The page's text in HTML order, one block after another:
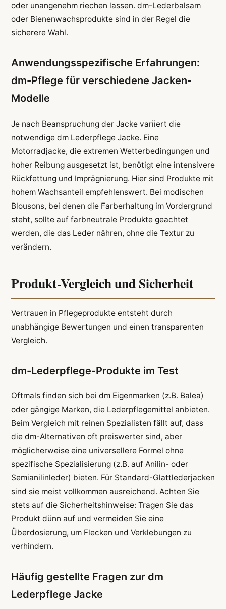
oder unangenehm riechen lassen. dm-Lederbalsam
oder Bienenwachsprodukte sind in der Regel die
sicherere Wahl.
Anwendungsspezifische Erfahrungen:
dm-Pflege für verschiedene Jacken-
Modelle
Je nach Beanspruchung der Jacke variiert die
notwendige dm Lederpflege Jacke. Eine
Motorradjacke, die extremen Wetterbedingungen und
hoher Reibung ausgesetzt ist, benötigt eine intensivere
Rückfettung und Imprägnierung. Hier sind Produkte mit
hohem Wachsanteil empfehlenswert. Bei modischen
Blousons, bei denen die Farberhaltung im Vordergrund
steht, sollte auf farbneutrale Produkte geachtet
werden, die das Leder nähren, ohne die Textur zu
verändern.
Produkt-Vergleich und Sicherheit
Vertrauen in Pflegeprodukte entsteht durch
unabhängige Bewertungen und einen transparenten
Vergleich.
dm-Lederpflege-Produkte im Test
Oftmals finden sich bei dm Eigenmarken (z.B. Balea)
oder gängige Marken, die Lederpflegemittel anbieten.
Beim Vergleich mit reinen Spezialisten fällt auf, dass
die dm-Alternativen oft preiswerter sind, aber
möglicherweise eine universellere Formel ohne
spezifische Spezialisierung (z.B. auf Anilin- oder
Semianilinleder) bieten. Für Standard-Glattlederjacken
sind sie meist vollkommen ausreichend. Achten Sie
stets auf die Sicherheitshinweise: Tragen Sie das
Produkt dünn auf und vermeiden Sie eine
Überdosierung, um Flecken und Verklebungen zu
verhindern.
Häufig gestellte Fragen zur dm
Lederpflege Jacke